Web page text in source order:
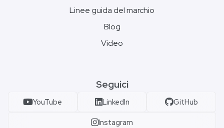
Linee guida del marchio
Blog
Video
Seguici
YouTube LinkedIn GitHub
Instagram